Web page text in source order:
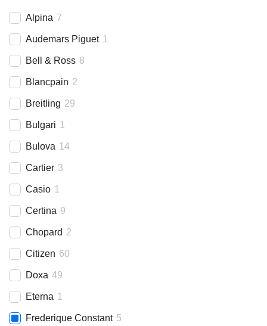
Alpina 7
Audemars Piguet 1
Bell & Ross 8
Blancpain 2
Breitling 29
Bulgari 1
Bulova 14
Cartier 3
Casio 1
Certina 9
Chopard 2
Citizen 60
Doxa 49
Eterna 1
Frederique Constant 5